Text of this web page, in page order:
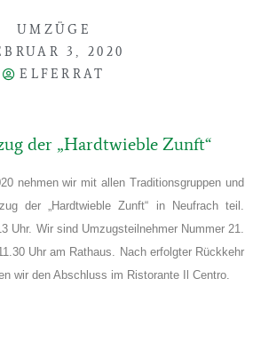
UMZÜGE
3, 2020
ELFERRAT
der „Hardtwieble Zunft“
nehmen wir mit allen Traditionsgruppen und
der „Hardtwieble Zunft“ in Neufrach teil.
Uhr. Wir sind Umzugsteilnehmer Nummer 21.
Uhr am Rathaus. Nach erfolgter Rückkehr
wir den Abschluss im Ristorante Il Centro.